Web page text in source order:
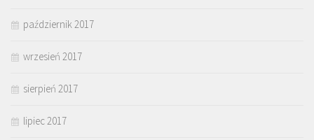
październik 2017
wrzesień 2017
sierpień 2017
lipiec 2017